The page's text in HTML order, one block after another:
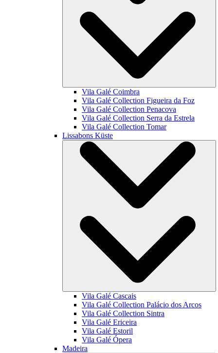
Vila Galé Coimbra
Vila Galé Collection Figueira da Foz
Vila Galé Collection Penacova
Vila Galé Collection Serra da Estrela
Vila Galé Collection Tomar
Lissabons Küste
Vila Galé Cascais
Vila Galé Collection Palácio dos Arcos
Vila Galé Collection Sintra
Vila Galé Ericeira
Vila Galé Estoril
Vila Galé Ópera
Madeira